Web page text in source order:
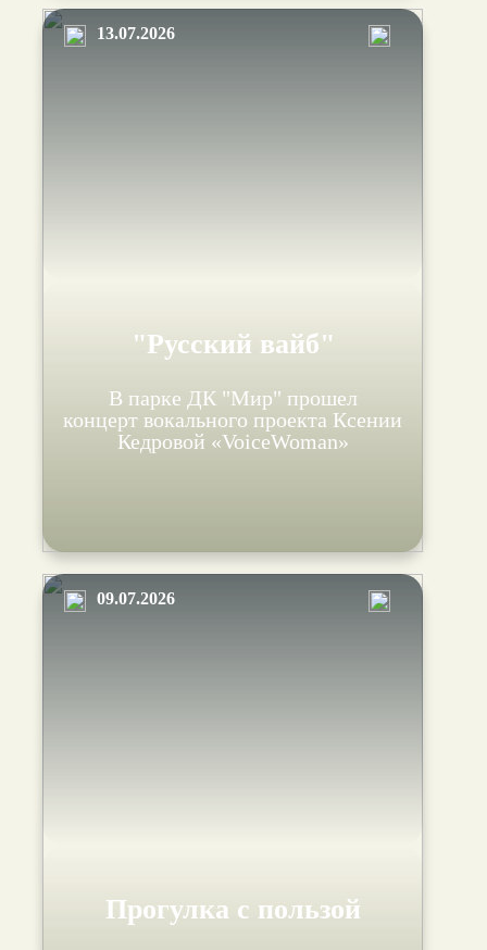
13.07.2026
"Русский вайб"
В парке ДК "Мир" прошел
концерт вокального проекта Ксении
Кедровой «VoiceWoman»
09.07.2026
Прогулка с пользой